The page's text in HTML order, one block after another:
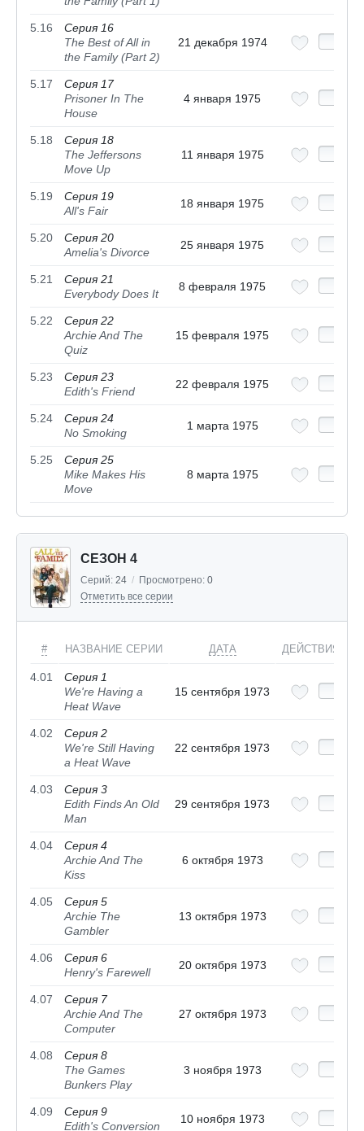
5.16
Серия 16
The Best of All in
the Family (Part 2)
21 декабря 1974
5.17
Серия 17
Prisoner In The
House
4 января 1975
5.18
Серия 18
The Jeffersons
Move Up
11 января 1975
5.19
Серия 19
All's Fair
18 января 1975
5.20
Серия 20
Amelia's Divorce
25 января 1975
5.21
Серия 21
Everybody Does It
8 февраля 1975
5.22
Серия 22
Archie And The
Quiz
15 февраля 1975
5.23
Серия 23
Edith's Friend
22 февраля 1975
5.24
Серия 24
No Smoking
1 марта 1975
5.25
Серия 25
Mike Makes His
Move
8 марта 1975
СЕЗОН 4
Серий: 24 / Просмотрено: 0
Отметить все серии
# НАЗВАНИЕ СЕРИИ ДАТА ДЕЙСТВИЯ
4.01
Серия 1
We're Having a
Heat Wave
15 сентября 1973
4.02
Серия 2
We're Still Having
a Heat Wave
22 сентября 1973
4.03
Серия 3
Edith Finds An Old
Man
29 сентября 1973
4.04
Серия 4
Archie And The
Kiss
6 октября 1973
4.05
Серия 5
Archie The
Gambler
13 октября 1973
4.06
Серия 6
Henry's Farewell
20 октября 1973
4.07
Серия 7
Archie And The
Computer
27 октября 1973
4.08
Серия 8
The Games
Bunkers Play
3 ноября 1973
4.09
Серия 9
Edith's Conversion
10 ноября 1973